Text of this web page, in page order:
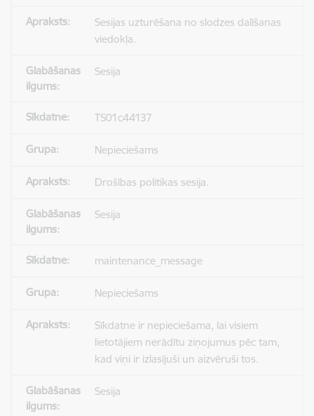
Sesijas uzturēšana no slodzes dalīšanas
viedokļa.
Sesija
TS01c44137
Nepieciešams
Drošības politikas sesija.
Sesija
maintenance_message
Nepieciešams
Sīkdatne ir nepieciešama, lai visiem
lietotājiem nerādītu ziņojumus pēc tam,
kad viņi ir izlasījuši un aizvēruši tos.
Sesija